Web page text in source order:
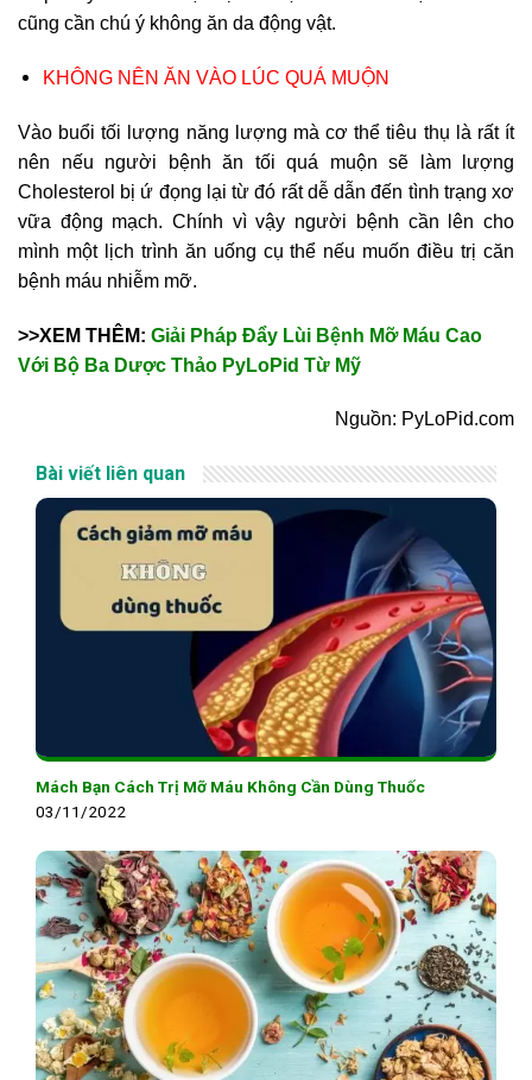
cũng cần chú ý không ăn da động vật.
KHÔNG NÊN ĂN VÀO LÚC QUÁ MUỘN
Vào buổi tối lượng năng lượng mà cơ thể tiêu thụ là rất ít
nên nếu người bệnh ăn tối quá muộn sẽ làm lượng
Cholesterol bị ứ đọng lại từ đó rất dễ dẫn đến tình trạng xơ
vữa động mạch. Chính vì vậy người bệnh cần lên cho
mình một lịch trình ăn uống cụ thể nếu muốn điều trị căn
bệnh máu nhiễm mỡ.
>>XEM THÊM: Giải Pháp Đẩy Lùi Bệnh Mỡ Máu Cao
Với Bộ Ba Dược Thảo PyLoPid Từ Mỹ
Nguồn: PyLoPid.com
Bài viết liên quan
Mách Bạn Cách Trị Mỡ Máu Không Cần Dùng Thuốc
03/11/2022